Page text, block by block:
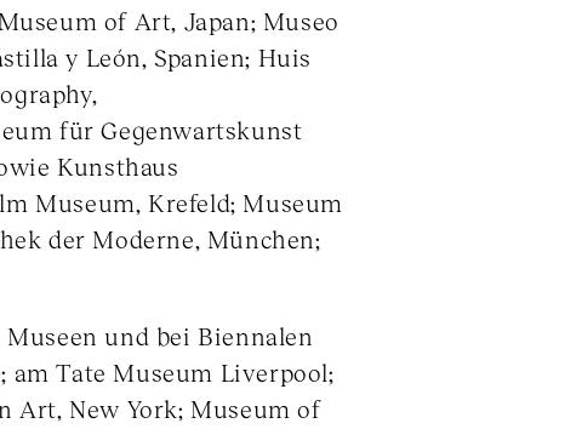
of Art, Japan; Museo
y León, Spanien; Huis
für Gegenwartskunst
Kunsthaus
Museum, Krefeld; Museum
der Moderne, München;
und bei Biennalen
am Tate Museum Liverpool;
Art, New York; Museum of